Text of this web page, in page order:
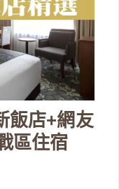
飯店+網友
區住宿